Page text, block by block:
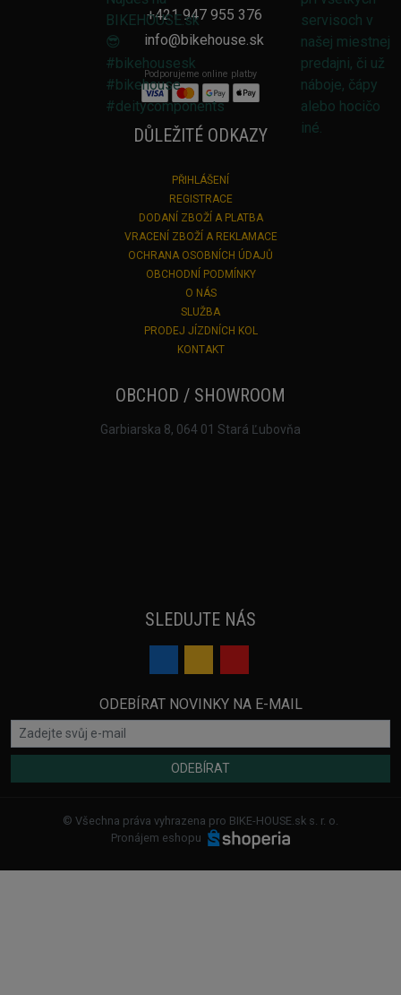
+421 947 955 376
info@bikehouse.sk
Podporujeme online platby
DŮLEŽITÉ ODKAZY
PŘIHLÁŠENÍ
REGISTRACE
DODANÍ ZBOŽÍ A PLATBA
VRACENÍ ZBOŽÍ A REKLAMACE
OCHRANA OSOBNÍCH ÚDAJŮ
OBCHODNÍ PODMÍNKY
O NÁS
SLUŽBA
PRODEJ JÍZDNÍCH KOL
KONTAKT
OBCHOD / SHOWROOM
Garbiarska 8, 064 01 Stará Ľubovňa
SLEDUJTE NÁS
ODEBÍRAT NOVINKY NA E-MAIL
ODEBÍRAT
© Všechna práva vyhrazena pro BIKE-HOUSE.sk s. r. o.
Pronájem eshopu